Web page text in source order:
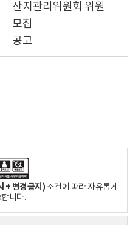
산지관리위원회 위원
모집
공고
+ 변경금지)조건에 따라 자유롭게
니다.